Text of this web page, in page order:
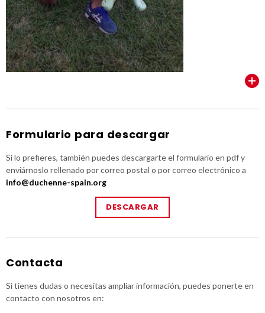
Formulario para descargar
Si lo prefieres, también puedes descargarte el formulario en pdf y
enviárnoslo rellenado por correo postal o por correo electrónico a
info@duchenne-spain.org
DESCARGAR
Contacta
Si tienes dudas o necesitas ampliar información, puedes ponerte en
contacto con nosotros en: